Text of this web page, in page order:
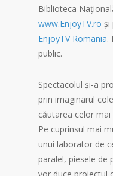
Biblioteca
www.EnjoyTV.ro și
EnjoyTV Romania.
public.
Spectacolul și-a
prin imaginarul
căutarea celor
Pe cuprinsul mai
unui laborator de
paralel, piesele de